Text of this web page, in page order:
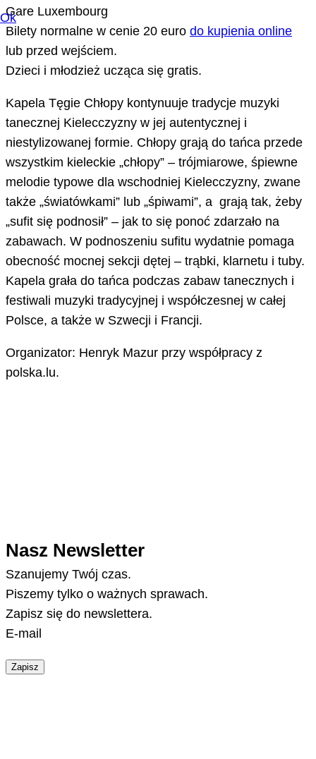
Gare Luxembourg
Bilety normalne w cenie 20 euro do kupienia online
lub przed wejściem.
Dzieci i młodzież ucząca się gratis.
Kapela Tęgie Chłopy kontynuuje tradycje muzyki
tanecznej Kielecczyzny w jej autentycznej i
niestylizowanej formie. Chłopy grają do tańca przede
wszystkim kieleckie „chłopy” – trójmiarowe, śpiewne
melodie typowe dla wschodniej Kielecczyzny, zwane
także „światówkami” lub „śpiwami”, a grają tak, żeby
„sufit się podnosił” – jak to się ponoć zdarzało na
zabawach. W podnoszeniu sufitu wydatnie pomaga
obecność mocnej sekcji dętej – trąbki, klarnetu i tuby.
Kapela grała do tańca podczas zabaw tanecznych i
festiwali muzyki tradycyjnej i współczesnej w całej
Polsce, a także w Szwecji i Francji.
Organizator: Henryk Mazur przy współpracy z
polska.lu.
Nasz Newsletter
Szanujemy Twój czas.
Piszemy tylko o ważnych sprawach.
Zapisz się do newslettera.
E-mail
Zapisz
Ok